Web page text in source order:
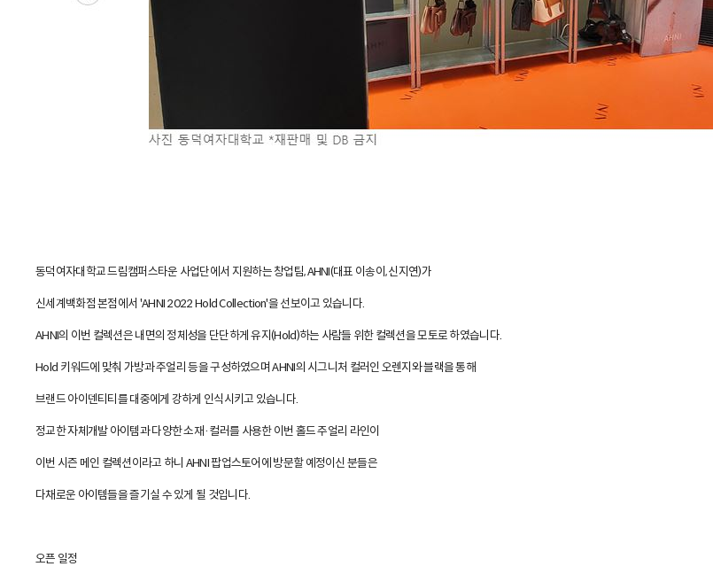
동덕여자대학교 드림캠퍼스타운 사업단에서 지원하는 창업팀, AHNI(대표 이송이, 신지연)가
신세계백화점 본점에서 'AHNI 2022 Hold Collection'을 선보이고 있습니다.
AHNI의 이번 컬렉션은 내면의 정체성을 단단하게 유지(Hold)하는 사람들 위한 컬렉션을 모토로 하였습니다.
Hold 키워드에 맞춰 가방과 주얼리 등을 구성하였으며 AHNI의 시그니처 컬러인 오렌지와 블랙을 통해
브랜드 아이덴티티를 대중에게 강하게 인식시키고 있습니다.
정교한 자체개발 아이템과 다양한 소재·컬러를 사용한 이번 홀드 주얼리 라인이
이번 시즌 메인 컬렉션이라고 하니 AHNI 팝업스토어에 방문할 예정이신 분들은
다채로운 아이템들을 즐기실 수 있게 될 것입니다.
오픈 일정